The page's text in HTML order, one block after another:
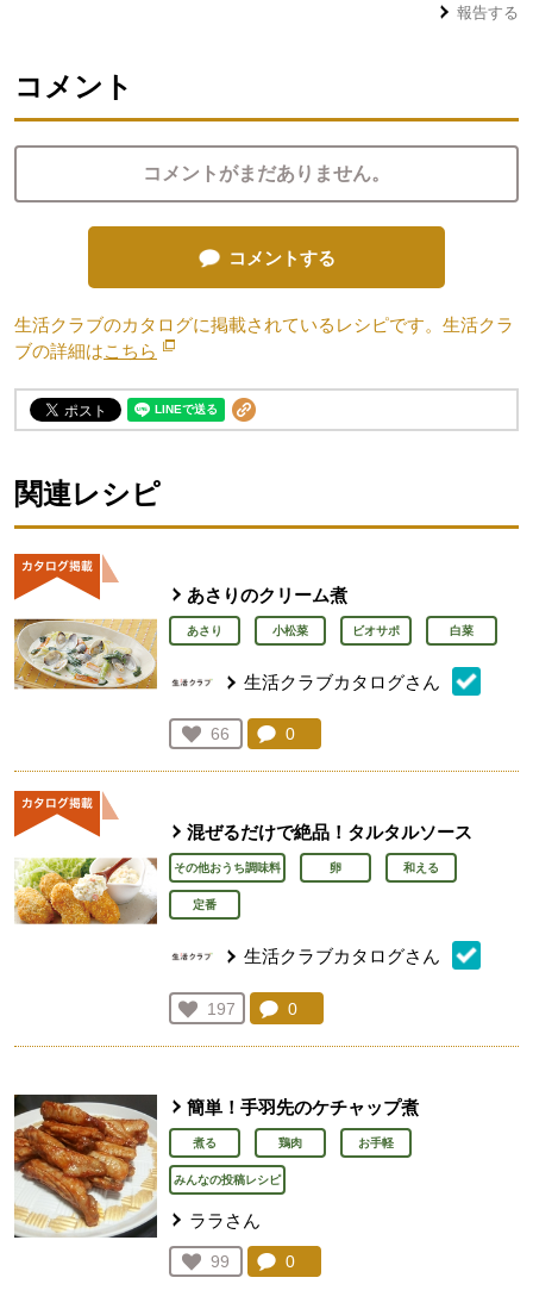
報告する
コメント
コメントがまだありません。
コメントする
生活クラブのカタログに掲載されているレシピです。生活クラ
ブの詳細はこちら 別のウィンドウで開きます。
関連レシピ
あさりのクリーム煮
あさり 小松菜 ビオサポ 白菜
生活クラブカタログさん
お気に入り登録：
66
人が登録
コメント：
0
混ぜるだけで絶品！タルタルソース
その他おうち調味料 卵 和える
定番
生活クラブカタログさん
お気に入り登録：
197
人が登録
コメント：
0
簡単！手羽先のケチャップ煮
煮る 鶏肉 お手軽
みんなの投稿レシピ
ララさん
お気に入り登録：
99
人が登録
コメント：
0